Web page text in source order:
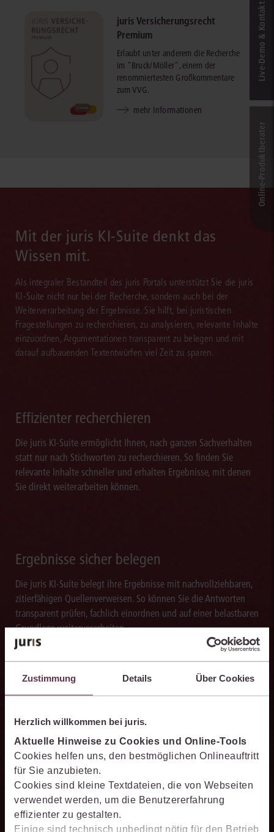
Zustimmung Details Über Cookies
Herzlich willkommen bei juris.
Aktuelle Hinweise zu Cookies und Online-Tools
Cookies helfen uns, den bestmöglichen Onlineauftritt
für Sie anzubieten.
Cookies sind kleine Textdateien, die von Webseiten
verwendet werden, um die Benutzererfahrung
effizienter zu gestalten.
Einige sind technisch unbedingt nötig für den Betrieb
juris Versicherungsrecht
Premium
Erlaubt unter anderem die Recherche
im "Bruck/Möller", einem der
renommiertesten Großkommentare
zum VVG.
mehr Informationen
Mit der juris KI-Suite denkt das
Wissen mit.
Als integraler Bestandteil des juris Portals unterstützt Sie die juris
KI-Suite nicht nur bei der Recherche, sondern auch bei der
Weiterverarbeitung der Ergebnisse. Sie hilft, bei juristischen
Fragestellungen zu recherchieren, zu analysieren, relevante Inhalte
einzuordnen, Argumentationen transparent zu belegen und mit
darauf aufbauenden Textentwürfen viel Zeit zu sparen.
Effizienter recherchieren
Die juris KI-Suite ermöglicht Ihnen, nach ganzen Sachverhalten
statt nur nach Stichworten zu recherchieren. So finden Sie
relevante Inhalte schneller und erhalten Ergebnisse, mit denen
Sie direkt weiterarbeiten können.
Ergebnisse sicher belegen
Die juris KI-Suite belegt ihre Ergebnisse mit nachvollziehbaren,
zitierfähigen Quellenverweisen. So können Sie die Antworten
transparent prüfen, fachlich einordnen und auf einer belastbaren
Grundlage weiterverarbeiten.
Schneller analysieren
Die juris KI-Suite beschleunigt die Analyse komplexer
juristischer Fragestellungen. Sie hilft dabei, Sachverhalte
einzuordnen, Zusammenhänge zu erkennen und belastbare
Ansatzpunkte für die weitere Bearbeitung zu gewinnen. Dabei
können Sie sich auf die Quellenqualität und die Aktualität des
juris Datenraums verlassen.
Live‑Demo & Kontakt
Online-Produkt­berater